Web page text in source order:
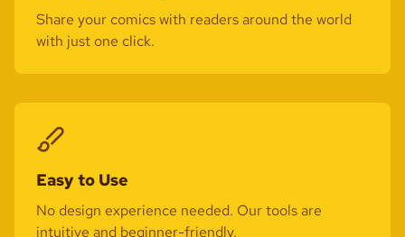
Share your comics with readers around the world
with just one click.
Easy to Use
No design experience needed. Our tools are
intuitive and beginner-friendly.